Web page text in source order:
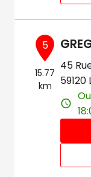
5
15.77
km
45
59120